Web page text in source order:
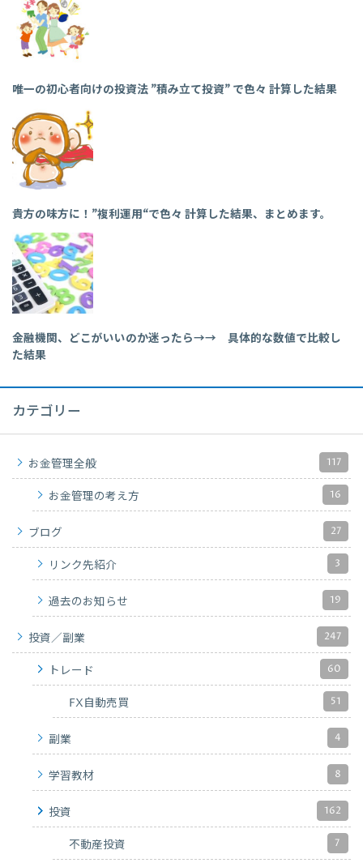
唯一の初心者向けの投資法 ”積み立て投資” で色々 計算した結果
貴方の味方に！”複利運用“で色々 計算した結果、まとめます。
金融機関、どこがいいのか迷ったら→→ 具体的な数値で比較し
た結果
カテゴリー
お金管理全般 117
お金管理の考え方 16
ブログ 27
リンク先紹介 3
過去のお知らせ 19
投資／副業 247
トレード 60
FX自動売買 51
副業 4
学習教材 8
投資 162
不動産投資 7